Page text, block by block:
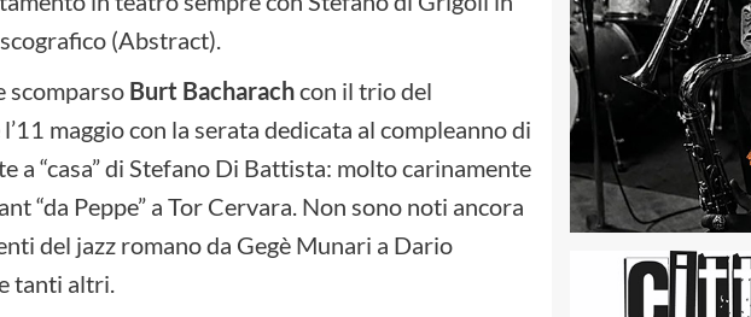
(Abstract).
scomparso Burt Bacharachcon il trio del
l’11 maggio con la serata dedicata al compleanno di
“casa” di Stefano Di Battista: molto carinamente
“da Peppe” a Tor Cervara. Non sono noti ancora
del jazz romano da Gegè Munari a Dario
tanti altri.